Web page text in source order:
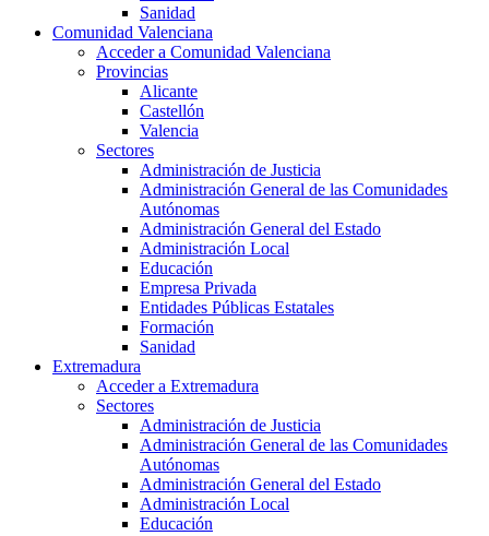
Sanidad
Comunidad Valenciana
Acceder a Comunidad Valenciana
Provincias
Alicante
Castellón
Valencia
Sectores
Administración de Justicia
Administración General de las Comunidades
Autónomas
Administración General del Estado
Administración Local
Educación
Empresa Privada
Entidades Públicas Estatales
Formación
Sanidad
Extremadura
Acceder a Extremadura
Sectores
Administración de Justicia
Administración General de las Comunidades
Autónomas
Administración General del Estado
Administración Local
Educación